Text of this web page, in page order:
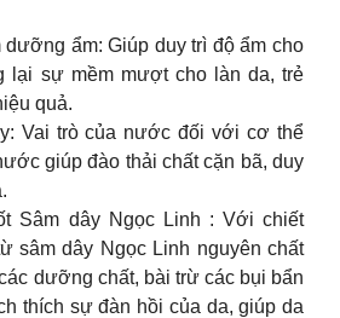
ẩm: Giúp duy trì độ ẩm cho
lại sự mềm mượt cho làn da, trẻ
quả.
Vai trò của nước đối với cơ thể
giúp đào thải chất cặn bã, duy
Sâm dây Ngọc Linh : Với chiết
sâm dây Ngọc Linh nguyên chất
dưỡng chất, bài trừ các bụi bẩn
thích sự đàn hồi của da, giúp da